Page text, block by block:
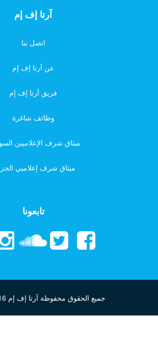
آرتا إف إم
اتصل بنا
عن آرتا إف إم
فريق آرتا إف إم
وظائف شاغرة
ميثاق شرف الإعلاميين
ميثاق شرف إعلاميي
تابعونا
جميع الحقوق محفوظة آرتا إف إم